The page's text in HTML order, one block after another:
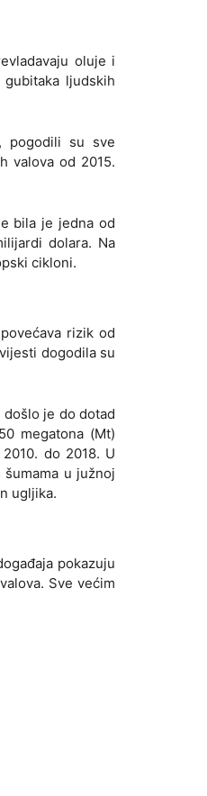
oluje i
ljudskih
pogodili su sve
valova od 2015.
bila je jedna od
dolara. Na
cikloni.
rizik od
dogodila su
je do dotad
megatona (Mt)
do 2018. U
u južnoj
ugljika.
pokazuju
Sve većim